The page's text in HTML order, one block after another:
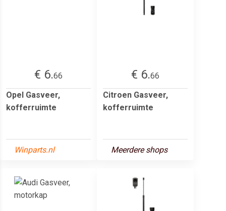
€ 6.66
Opel Gasveer,
kofferruimte
Winparts.nl
€ 6.66
Citroen Gasveer,
kofferruimte
Meerdere shops